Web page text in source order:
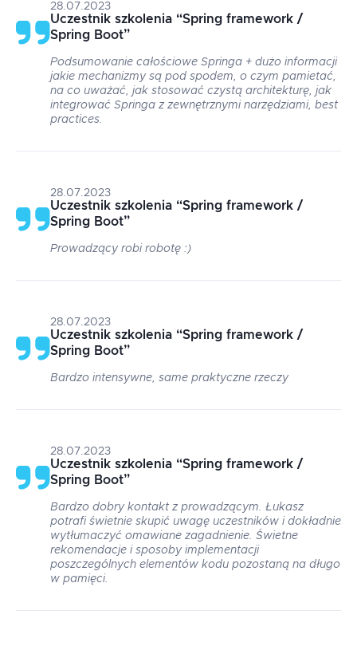
28.07.2023
Uczestnik szkolenia “Spring framework /
Spring Boot”
Podsumowanie całościowe Springa + dużo informacji
jakie mechanizmy są pod spodem, o czym pamietać,
na co uważać, jak stosować czystą architekturę, jak
integrować Springa z zewnętrznymi narzędziami, best
practices.
28.07.2023
Uczestnik szkolenia “Spring framework /
Spring Boot”
Prowadzący robi robotę :)
28.07.2023
Uczestnik szkolenia “Spring framework /
Spring Boot”
Bardzo intensywne, same praktyczne rzeczy
28.07.2023
Uczestnik szkolenia “Spring framework /
Spring Boot”
Bardzo dobry kontakt z prowadzącym. Łukasz
potrafi świetnie skupić uwagę uczestników i dokładnie
wytłumaczyć omawiane zagadnienie. Świetne
rekomendacje i sposoby implementacji
poszczególnych elementów kodu pozostaną na długo
w pamięci.